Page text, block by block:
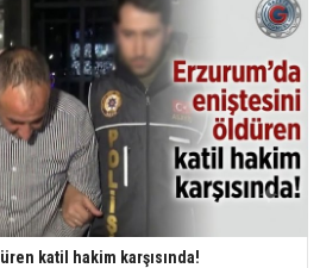
katil hakim karşısında!